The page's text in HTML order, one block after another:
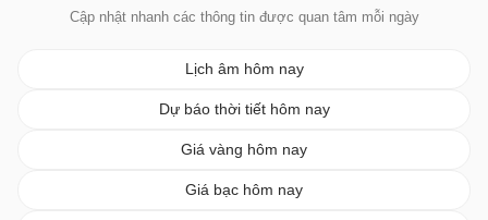
Cập nhật nhanh các thông tin được quan tâm mỗi ngày
Lịch âm hôm nay
Dự báo thời tiết hôm nay
Giá vàng hôm nay
Giá bạc hôm nay